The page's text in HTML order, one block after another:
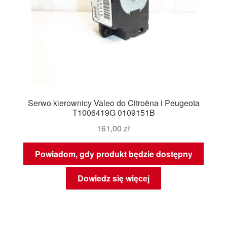
Serwo kierownicy Valeo do Citroëna i Peugeota
T1006419G 0109151B
161,00 zł
Powiadom, gdy produkt będzie dostępny
Dowiedz się więcej